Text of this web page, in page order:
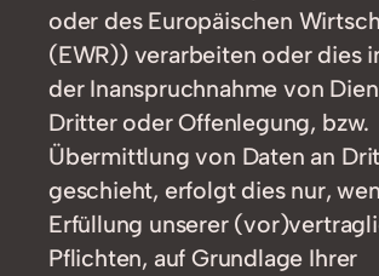
oder des Europäischen
(EWR)) verarbeiten oder dies
der Inanspruchnahme von
Dritter oder Offenlegung, bzw.
Übermittlung von Daten an
geschieht, erfolgt dies nur,
Erfüllung unserer
Pflichten, auf Grundlage Ihrer